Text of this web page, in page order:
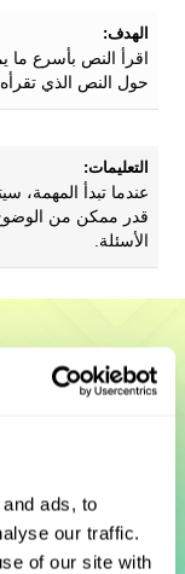
ads, to
our traffic.
of our site with
الهدف:
اقرأ النص بأسرع
حول النص الذي تقرأه.
التعليمات:
عندما تبدأ المهمة،
قدر ممكن من
الأسئلة.